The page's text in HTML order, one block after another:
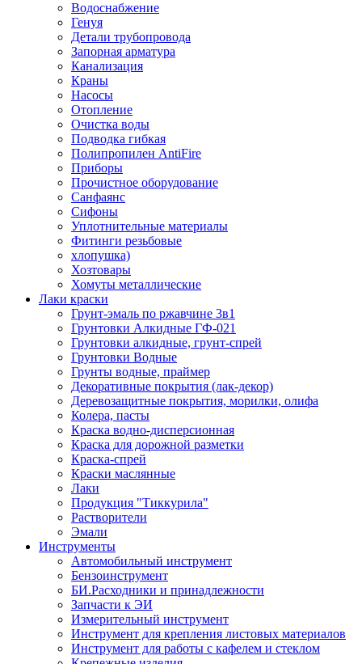
Водоснабжение
Генуя
Детали трубопровода
Запорная арматура
Канализация
Краны
Насосы
Отопление
Очистка воды
Подводка гибкая
Полипропилен AntiFire
Приборы
Прочистное оборудование
Санфаянс
Сифоны
Уплотнительные материалы
Фитинги резьбовые
хлопушка)
Хозтовары
Хомуты металлические
Лаки краски
Грунт-эмаль по ржавчине 3в1
Грунтовки Алкидные ГФ-021
Грунтовки алкидные, грунт-спрей
Грунтовки Водные
Грунты водные, праймер
Декоративные покрытия (лак-декор)
Деревозащитные покрытия, морилки, олифа
Колера, пасты
Краска водно-дисперсионная
Краска для дорожной разметки
Краска-спрей
Краски маслянные
Лаки
Продукция "Тиккурила"
Растворители
Эмали
Инструменты
Автомобильный инструмент
Бензоинструмент
БИ.Расходники и принадлежности
Запчасти к ЭИ
Измерительный инструмент
Инструмент для крепления листовых материалов
Инструмент для работы с кафелем и стеклом